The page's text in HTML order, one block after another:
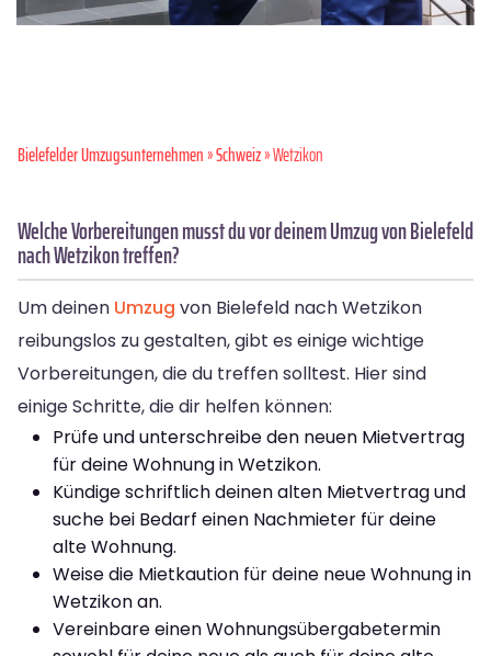
Bielefelder Umzugsunternehmen»Schweiz» Wetzikon
Welche Vorbereitungen musst du vor deinem Umzug von Bielefeld
nach Wetzikon treffen?
Um deinen Umzug von Bielefeld nach Wetzikon
reibungslos zu gestalten, gibt es einige wichtige
Vorbereitungen, die du treffen solltest. Hier sind
einige Schritte, die dir helfen können:
Prüfe und unterschreibe den neuen Mietvertrag
für deine Wohnung in Wetzikon.
Kündige schriftlich deinen alten Mietvertrag und
suche bei Bedarf einen Nachmieter für deine
alte Wohnung.
Weise die Mietkaution für deine neue Wohnung in
Wetzikon an.
Vereinbare einen Wohnungsübergabetermin